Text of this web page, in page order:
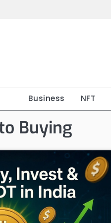
Business NFT
Buying